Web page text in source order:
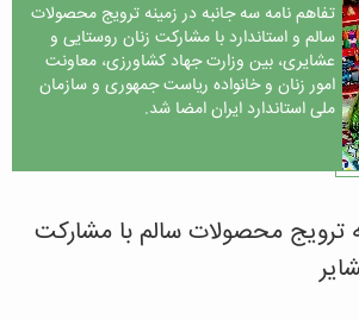
تفاهم نامه سه جانبه در زمینه ترویج محصولات
سالم و استاندارد با مشارکت زنان روستایی و
عشایری، بین وزارت جهاد کشاورزی، معاونت
امور زنان و خانواده ریاست جمهوری و سازمان
ملی استاندارد ایران امضا شد.
ترویج محصولات سالم با مشارکت